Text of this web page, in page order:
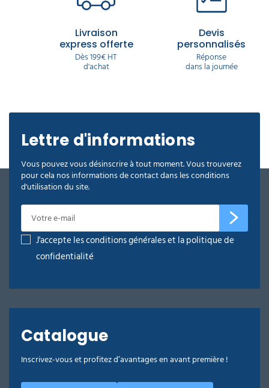
Livraison
express offerte
Dès 199€ HT
d'achat
Devis
personnalisés
Réponse
dans la journée
Lettre d'informations
Vous pouvez vous désinscrire à tout moment. Vous trouverez
pour cela nos informations de contact dans les conditions
d'utilisation du site.
J'accepte les conditions générales et la politique de
confidentialité
Catalogue
Inscrivez-vous et profitez d’avantages en avant première !